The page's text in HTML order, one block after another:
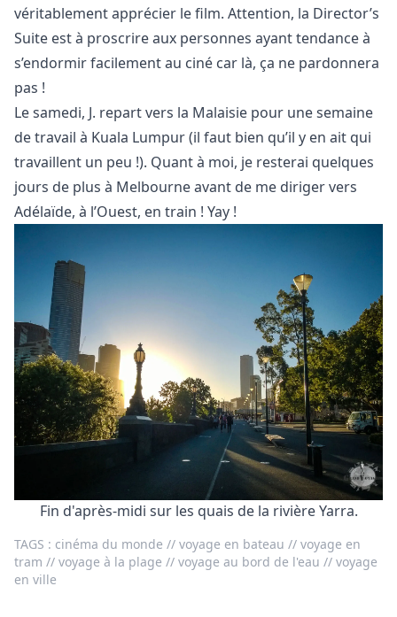
véritablement apprécier le film. Attention, la Director’s
Suite est à proscrire aux personnes ayant tendance à
s’endormir facilement au ciné car là, ça ne pardonnera
pas !
Le samedi, J. repart vers la Malaisie pour une semaine
de travail à Kuala Lumpur (il faut bien qu’il y en ait qui
travaillent un peu !). Quant à moi, je resterai quelques
jours de plus à Melbourne avant de me diriger vers
Adélaïde, à l’Ouest, en train ! Yay !
Fin d'après-midi sur les quais de la rivière Yarra.
TAGS : cinéma du monde // voyage en bateau // voyage en
tram // voyage à la plage // voyage au bord de l'eau // voyage
en ville